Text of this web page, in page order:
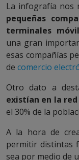
La infografía nos
pequeñas
terminales
una gran
esas compañías
de comercio
Otro dato a
existían en la
el 30% de la
A la hora de
permitir distintas
sea por medio de